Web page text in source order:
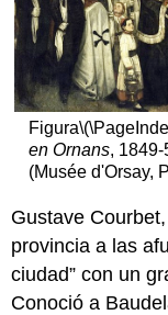
Gustave
Courbet,
Bonjour
Monsieur
Courbet
Courbet
como
disfraz
Política
de
Figura
en Ornans, 1849-
(Musée d'Orsay,
Gustave
provincia a las
ciudad” con un
Conoció a